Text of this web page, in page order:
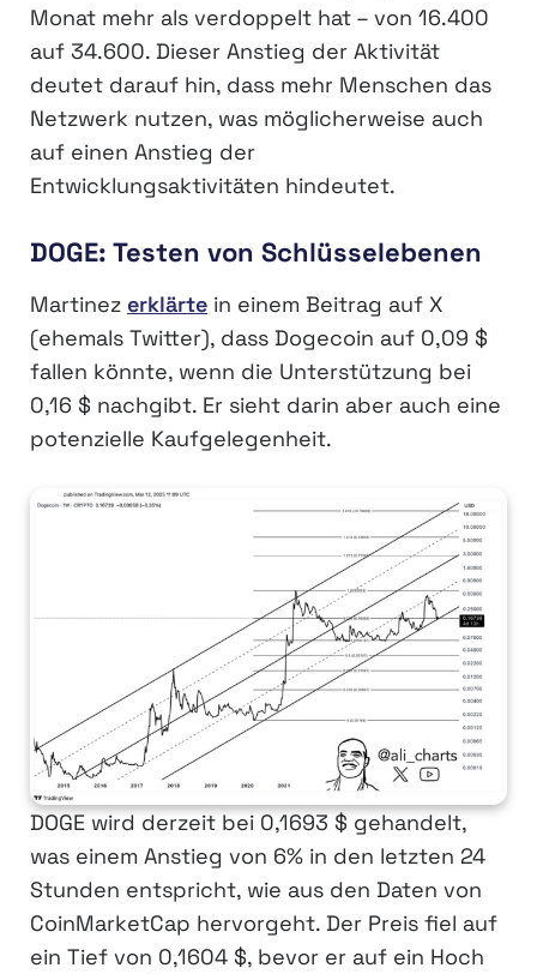
Monat mehr als verdoppelt hat – von 16.400
auf 34.600. Dieser Anstieg der Aktivität
deutet darauf hin, dass mehr Menschen das
Netzwerk nutzen, was möglicherweise auch
auf einen Anstieg der
Entwicklungsaktivitäten hindeutet.
DOGE: Testen von Schlüsselebenen
Martinez erklärte in einem Beitrag auf X
(ehemals Twitter), dass Dogecoin auf 0,09 $
fallen könnte, wenn die Unterstützung bei
0,16 $ nachgibt. Er sieht darin aber auch eine
potenzielle Kaufgelegenheit.
DOGE wird derzeit bei 0,1693 $ gehandelt,
was einem Anstieg von 6% in den letzten 24
Stunden entspricht, wie aus den Daten von
CoinMarketCap hervorgeht. Der Preis fiel auf
ein Tief von 0,1604 $, bevor er auf ein Hoch